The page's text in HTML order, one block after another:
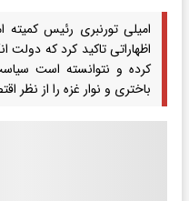
امیلی تورنبری رئیس
اظهاراتی تاکید کرد که
کرده و نتوانسته است
باختری و نوار غزه را از نظر